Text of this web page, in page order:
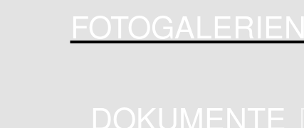
FOTOGALERIEN
DOKUMENTE